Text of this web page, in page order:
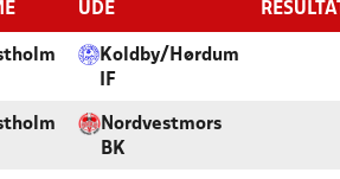
UDE RESULTAT
Koldby/Hørdum
IF
Nordvestmors
BK